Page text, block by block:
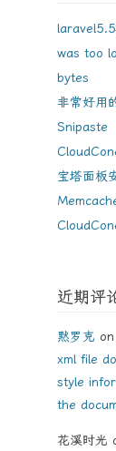
was too
bytes
非常好用
Snipaste
宝塔面板
近期评
黙罗克 on
xml file
style
the
花溪时光